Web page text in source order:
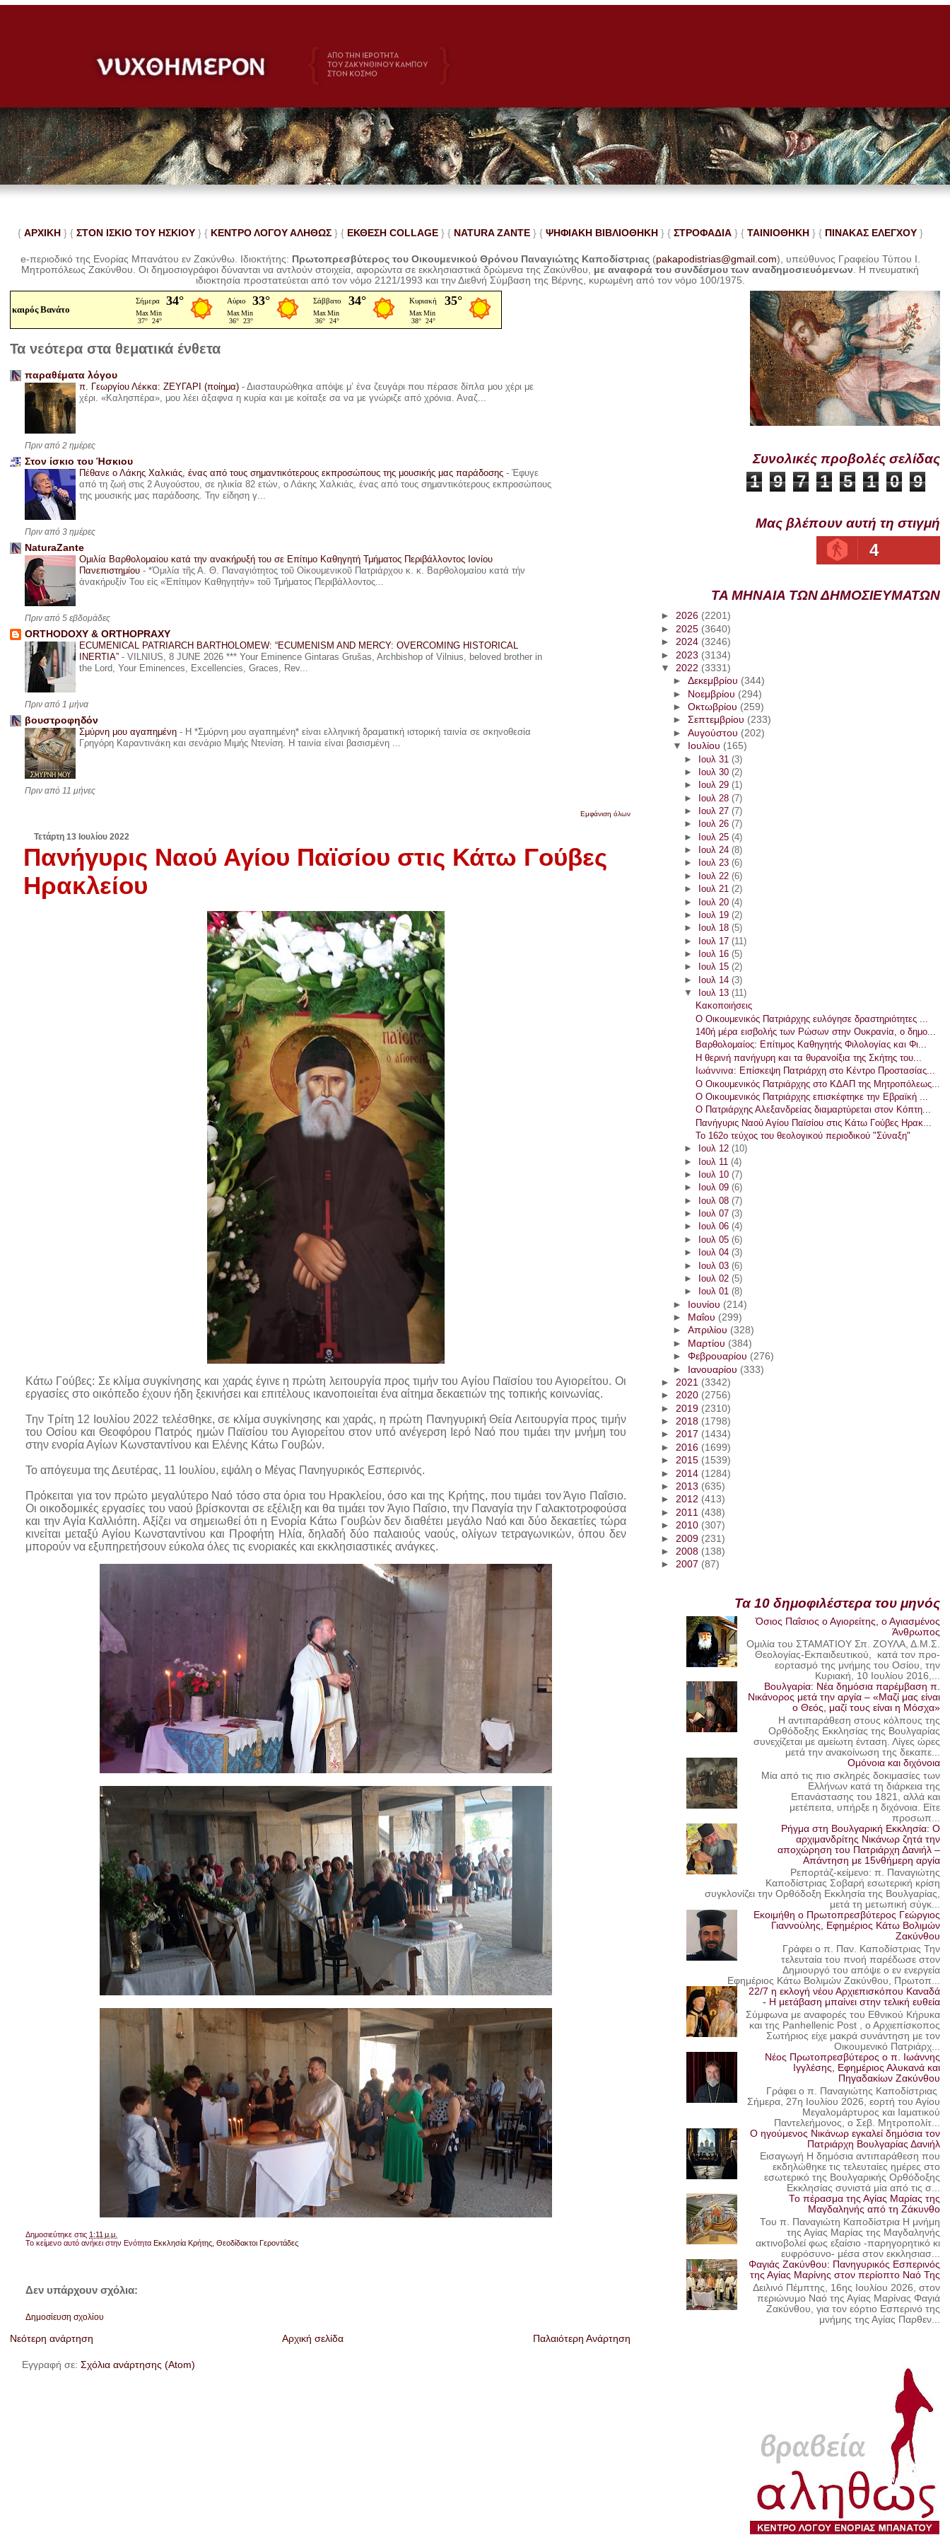
{ ΑΡΧΙΚΗ } { ΣΤΟΝ ΙΣΚΙΟ ΤΟΥ ΗΣΚΙΟΥ } { ΚΕΝΤΡΟ ΛΟΓΟΥ ΑΛΗΘΩΣ } { ΕΚΘΕΣΗ COLLAGE }{ NATURA ZANTE} { ΨΗΦΙΑΚΗ ΒΙΒΛΙΟΘΗΚΗ } { ΣΤΡΟΦΑΔΙΑ } { ΤΑΙΝΙΟΘΗΚΗ } { ΠΙΝΑΚΑΣ ΕΛΕΓΧΟΥ}
e-περιοδικό της Ενορίας Μπανάτου εν Ζακύνθω. Ιδιοκτήτης: Πρωτοπρεσβύτερος του Οικουμενικού Θρόνου Παναγιώτης Καποδίστριας (pakapodistrias@gmail.com), υπεύθυνος Γραφείου Τύπου Ι.
Μητροπόλεως Ζακύνθου.Οι δημοσιογράφοι δύνανται να αντλούν στοιχεία, αφορώντα σε εκκλησιαστικά δρώμενα της Ζακύνθου, με αναφορά του συνδέσμου των αναδημοσιευόμενων . Ηπνευματική
ιδιοκτησία προστατεύεται από τον νόμο 2121/1993 και την Διεθνή Σύμβαση της Βέρνης, κυρωμένη από τον νόμο 100/1975.
καιρός Βανάτο
Τα νεότερα στα θεματικά ένθετα
παραθέματα λόγου
π. Γεωργίου Λέκκα: ΖΕΥΓΑΡΙ (ποίημα) - Διασταυρώθηκα απόψε μ’ ένα ζευγάρι που πέρασε δίπλα μου χέρι με
χέρι. «Καλησπέρα», μου λέει άξαφνα η κυρία και με κοίταξε σα να με γνώριζε από χρόνια. Αναζ...
Πριν από 2 ημέρες
Στον ίσκιο του Ήσκιου
Πέθανε ο Λάκης Χαλκιάς, ένας από τους σημαντικότερους εκπροσώπους της μουσικής μας παράδοσης - Έφυγε
από τη ζωή στις 2 Αυγούστου, σε ηλικία 82 ετών, ο Λάκης Χαλκιάς, ένας από τους σημαντικότερους εκπροσώπους
της μουσικής μας παράδοσης. Την είδηση γ...
Πριν από 3 ημέρες
NaturaZante
Ομιλία Βαρθολομαίου κατά την ανακήρυξή του σε Επίτιμο Καθηγητή Τμήματος Περιβάλλοντος Ιονίου
Πανεπιστημίου - *Ὁμιλία τῆς Α. Θ. Παναγιότητος τοῦ Οἰκουμενικοῦ Πατριάρχου κ. κ. Βαρθολομαίου κατά τήν
ἀνακήρυξίν Του εἰς «Ἐπίτιμον Καθηγητήν» τοῦ Τμήματος Περιβάλλοντος...
Πριν από 5 εβδομάδες
ORTHODOXY & ORTHOPRAXY
ECUMENICAL PATRIARCH BARTHOLOMEW: “ECUMENISM AND MERCY: OVERCOMING HISTORICAL
INERTIA” - VILNIUS, 8 JUNE 2026 *** Your Eminence Gintaras Grušas, Archbishop of Vilnius, beloved brother in
the Lord, Your Eminences, Excellencies, Graces, Rev...
Πριν από 1 μήνα
βουστροφηδόν
Σμύρνη μου αγαπημένη - Η *Σμύρνη μου αγαπημένη* είναι ελληνική δραματική ιστορική ταινία σε σκηνοθεσία
Γρηγόρη Καραντινάκη και σενάριο Μιμής Ντενίση. Η ταινία είναι βασισμένη ...
Πριν από 11 μήνες
Εμφάνιση όλων
Τετάρτη 13 Ιουλίου 2022
Πανήγυρις Ναού Αγίου Παϊσίου στις Κάτω Γούβες
Ηρακλείου
Κάτω Γούβες: Σε κλίμα συγκίνησης και χαράς έγινε η πρώτη λειτουργία προς τιμήν του Αγίου Παϊσίου του Αγιορείτου. Οι
εργασίες στο οικόπεδο έχουν ήδη ξεκινήσει και επιτέλους ικανοποιείται ένα αίτημα δεκαετιών της τοπικής κοινωνίας.
Την Τρίτη 12 Ιουλίου 2022 τελέσθηκε, σε κλίμα συγκίνησης και χαράς, η πρώτη Πανηγυρική Θεία Λειτουργία προς τιμήν
του Οσίου και Θεοφόρου Πατρός ημών Παϊσίου του Αγιορείτου στον υπό ανέγερση Ιερό Ναό που τιμάει την μνήμη του
στην ενορία Αγίων Κωνσταντίνου και Ελένης Κάτω Γουβών.
Το απόγευμα της Δευτέρας, 11 Ιουλίου, εψάλη ο Μέγας Πανηγυρικός Εσπερινός.
Πρόκειται για τον πρώτο μεγαλύτερο Ναό τόσο στα όρια του Ηρακλείου, όσο και της Κρήτης, που τιμάει τον Άγιο Παΐσιο.
Οι οικοδομικές εργασίες του ναού βρίσκονται σε εξέλιξη και θα τιμάει τον Άγιο Παΐσιο, την Παναγία την Γαλακτοτροφούσα
και την Αγία Καλλιόπη. Αξίζει να σημειωθεί ότι η Ενορία Κάτω Γουβών δεν διαθέτει μεγάλο Ναό και δύο δεκαετίες τώρα
κινείται μεταξύ Αγίου Κωνσταντίνου και Προφήτη Ηλία, δηλαδή δύο παλαιούς ναούς, ολίγων τετραγωνικών, όπου δεν
μπορούν να εξυπηρετήσουν εύκολα όλες τις ενοριακές και εκκλησιαστικές ανάγκες.
Δημοσιεύτηκε στις 1:11 μ.μ.
Το κείμενο αυτό ανήκει στην Ενότητα Εκκλησία Κρήτης ,Θεοδίδακτοι Γεροντάδες
Δεν υπάρχουν σχόλια:
Δημοσίευση σχολίου
Νεότερη ανάρτηση Παλαιότερη Ανάρτηση
Αρχική σελίδα
Εγγραφή σε:Σχόλια ανάρτησης (Atom)
Συνολικές προβολές σελίδας
1 9 7 1 5 1 0 9
Μας βλέπουν αυτή τη στιγμή
4
ΤΑ ΜΗΝΑΙΑ ΤΩΝ ΔΗΜΟΣΙΕΥΜΑΤΩΝ
►2026 (2201)
► 2025 (3640)
►2024 (3246)
► 2023 (3134)
▼ 2022 (3331)
► Δεκεμβρίου (344)
► Νοεμβρίου (294)
► Οκτωβρίου (259)
► Σεπτεμβρίου (233)
► Αυγούστου (202)
▼
Ιουλίου (165)
► Ιουλ 31 (3)
►
Ιουλ 30 (2)
►
Ιουλ 29 (1)
► Ιουλ 28 (7)
►
Ιουλ 27 (7)
►
Ιουλ 26 (7)
► Ιουλ 25 (4)
►
Ιουλ 24 (8)
►
Ιουλ 23 (6)
►
Ιουλ 22 (6)
►
Ιουλ 21 (2)
► Ιουλ 20 (4)
►
Ιουλ 19 (2)
►
Ιουλ 18 (5)
► Ιουλ 17 (11)
►
Ιουλ 16 (5)
►
Ιουλ 15 (2)
► Ιουλ 14 (3)
▼
Ιουλ 13 (11)
Κακοποιήσεις
Ο Οικουμενικός Πατριάρχης ευλόγησε δραστηριότητες ...
140ή μέρα εισβολής των Ρώσων στην Ουκρανία, ο δημο...
Βαρθολομαίος: Επίτιμος Καθηγητής Φιλολογίας και Φι...
Η θερινή πανήγυρη και τα θυρανοίξια της Σκήτης του...
Ιωάννινα: Επίσκεψη Πατριάρχη στο Κέντρο Προστασίας...
Ο Οικουμενικός Πατριάρχης στο ΚΔΑΠ της Μητροπόλεως...
Ο Οικουμενικός Πατριάρχης επισκέφτηκε την Εβραϊκή ...
Ο Πατριάρχης Αλεξανδρείας διαμαρτύρεται στον Κόπτη...
Πανήγυρις Ναού Αγίου Παϊσίου στις Κάτω Γούβες Ηρακ...
Το 162ο τεύχος του θεολογικού περιοδικού "Σύναξη"
►
Ιουλ 12 (10)
► Ιουλ 11 (4)
►
Ιουλ 10 (7)
►
Ιουλ 09 (6)
►
Ιουλ 08 (7)
►
Ιουλ 07 (3)
►
Ιουλ 06 (4)
►
Ιουλ 05 (6)
►
Ιουλ 04 (3)
► Ιουλ 03 (6)
►
Ιουλ 02 (5)
►
Ιουλ 01 (8)
► Ιουνίου (214)
►
Μαΐου (299)
► Απριλίου (328)
►
Μαρτίου (384)
► Φεβρουαρίου (276)
► Ιανουαρίου (333)
► 2021 (3342)
►2020 (2756)
► 2019 (2310)
►2018 (1798)
►2017 (1434)
► 2016 (1699)
►2015 (1539)
► 2014 (1284)
►2013 (635)
►2012 (413)
► 2011 (438)
►2010 (307)
► 2009 (231)
►2008 (138)
►2007 (87)
Τα 10 δημοφιλέστερα του μηνός
Όσιος Παΐσιος ο Αγιορείτης, ο Αγιασμένος
Άνθρωπος
Ομιλία του ΣΤΑΜΑΤΙΟΥ Σπ. ΖΟΥΛΑ, Δ.Μ.Σ.
Θεολογίας-Εκπαιδευτικού, κατά τον προ-
εορτασμό της μνήμης του Οσίου, την
Κυριακή, 10 Ιουλίου 2016,...
Βουλγαρία: Νέα δημόσια παρέμβαση π.
Νικάνορος μετά την αργία – «Μαζί μας είναι
ο Θεός, μαζί τους είναι η Μόσχα»
Η αντιπαράθεση στους κόλπους της
Ορθόδοξης Εκκλησίας της Βουλγαρίας
συνεχίζεται με αμείωτη ένταση. Λίγες ώρες
μετά την ανακοίνωση της δεκαπε...
Ομόνοια και διχόνοια
Μία από τις πιο σκληρές δοκιμασίες των
Ελλήνων κατά τη διάρκεια της
Επανάστασης του 1821, αλλά και
μετέπειτα, υπήρξε η διχόνοια. Είτε
προσωπ...
Ρήγμα στη Βουλγαρική Εκκλησία: Ο
αρχιμανδρίτης Νικάνωρ ζητά την
αποχώρηση του Πατριάρχη Δανιήλ –
Απάντηση με 15νθήμερη αργία
Ρεπορτάζ-κείμενο: π. Παναγιώτης
Καποδίστριας Σοβαρή εσωτερική κρίση
συγκλονίζει την Ορθόδοξη Εκκλησία της Βουλγαρίας,
μετά τη μετωπική σύγκ...
Εκοιμήθη ο Πρωτοπρεσβύτερος Γεώργιος
Γιαννούλης, Εφημέριος Κάτω Βολιμών
Ζακύνθου
Γράφει ο π. Παν. Καποδίστριας Την
τελευταία του πνοή παρέδωσε στον
Δημιουργό του απόψε ο εν ενεργεία
Εφημέριος Κάτω Βολιμών Ζακύνθου, Πρωτοπ...
22/7 η εκλογή νέου Αρχιεπισκόπου Καναδά
- Η μετάβαση μπαίνει στην τελική ευθεία
Σύμφωνα με αναφορές του Εθνικού Κήρυκα
και της Panhellenic Post , ο Αρχιεπίσκοπος
Σωτήριος είχε μακρά συνάντηση με τον
Οικουμενικό Πατριάρχ...
Νέος Πρωτοπρεσβύτερος ο π. Ιωάννης
Ιγγλέσης, Εφημέριος Αλυκανά και
Πηγαδακίων Ζακύνθου
Γράφει ο π. Παναγιώτης Καποδίστριας
Σήμερα, 27η Ιουλίου 2026, εορτή του Αγίου
Μεγαλομάρτυρος και Ιαματικού
Παντελεήμονος, ο Σεβ. Μητροπολίτ...
Ο ηγούμενος Νικάνωρ εγκαλεί δημόσια τον
Πατριάρχη Βουλγαρίας Δανιήλ
Εισαγωγή Η δημόσια αντιπαράθεση που
εκδηλώθηκε τις τελευταίες ημέρες στο
εσωτερικό της Βουλγαρικής Ορθόδοξης
Εκκλησίας συνιστά μία από τις σ...
Το πέρασμα της Αγίας Μαρίας της
Μαγδαληνής από τη Ζάκυνθο
Του π. Παναγιώτη Καποδίστρια Η μνήμη
της Αγίας Μαρίας της Μαγδαληνής
ακτινοβολεί φως εξαίσιο -παρηγορητικό κι
ευφρόσυνο- μέσα στον εκκλησιασ...
Φαγιάς Ζακύνθου: Πανηγυρικός Εσπερινός
της Αγίας Μαρίνης στον περίοπτο Ναό Της
Δειλινό Πέμπτης, 16ης Ιουλίου 2026, στον
περιώνυμο Ναό της Αγίας Μαρίνας Φαγιά
Ζακύνθου, για τον εόρτιο Εσπερινό της
μνήμης της Αγίας Παρθεν...